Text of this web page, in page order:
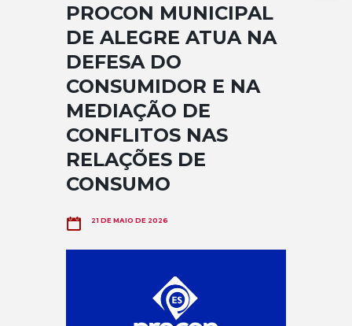
PROCON MUNICIPAL
DE ALEGRE ATUA NA
DEFESA DO
CONSUMIDOR E NA
MEDIAÇÃO DE
CONFLITOS NAS
RELAÇÕES DE
CONSUMO
21 DE MAIO DE 2026